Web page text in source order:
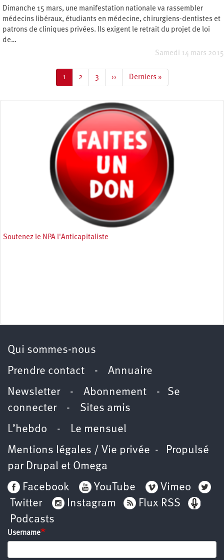
Dimanche 15 mars, une manifestation nationale va rassembler
médecins libéraux, étudiants en médecine, chirurgiens-dentistes et
patrons de cliniques privées. Ils exigent le retrait du projet de loi
de…
Samedi 14 mars 2015
Page
courante
1 Page
2 Page
3
Page
suivante
››
Dernière
page
Derniers »
Soutenez le NPA l'Anticapitaliste
Qui sommes-nous
Prendre contact - Annuaire
Newsletter - Abonnement - Se
connecter- Sites amis
L’hebdo -
Le mensuel
Mentions légales / Vie privée - Propulsé
par Drupal et Omega
Facebook
YouTube
Vimeo
Twitter
Instagram
Flux RSS
Podcasts
Username